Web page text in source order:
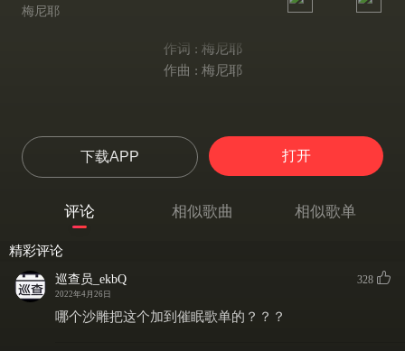
梅尼耶
作词 : 梅尼耶
作曲 : 梅尼耶
下载APP 打开
评论 相似歌曲 相似歌单
精彩评论
巡查员_ekbQ
2022年4月26日
328
哪个沙雕把这个加到催眠歌单的？？？